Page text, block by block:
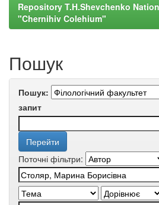
Repository T.H.Shevchenko
"Chernihiv Colehium"
Пошук
Пошук:
запит
Поточні фільтри: